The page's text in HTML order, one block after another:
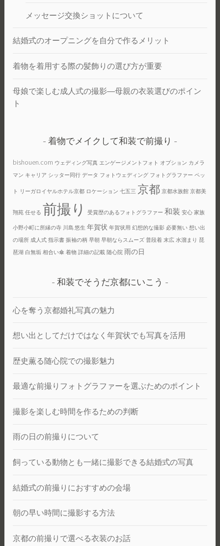
メッセージ交換ショットについて
結婚式のオープニングを自分で作るメリット
着物を着用する際の髪飾りの選び方が重要
母娘で楽しむ成人式の撮影―母親の衣装選びのポイン
ト
着物でメイクして和装で前撮り
bishouen.com ウェディング写真 エンゲージメントフォト オプション カメラ
マン キャリア シッター同行 データ フォトウェディング フォトグラファー ペッ
ト リーガロイヤルホテル京都 ロケーション 七五三 京都 京都水族館 京都美
翔苑 任せる 前撮り 受賞歴のあるフォトグラファー 和装 安心 家族
小野小町に所縁の寺 川島 悠生 年賀状 年賀状用 幻想的な撮影 必要無い 想い出
の場所 成人式 指示書 振袖の柄 早朝 早朝ならスムーズ 普段着 末広 水溜まり 琵
琶湖 白無垢 相合い傘 着物 詳細の記載 随心院 雨の日
和装でそうだ京都にいこう
心を奪う京都婚礼写真の魅力
想い出としてだけではなく年賀状でも写真を活用
歴史薫る随心院での撮影魅力
最適な前撮りフォトグラファーを選ぶためのポイント
撮影を楽しむ時間を作るための判断
雨の日の前撮りについて
飼っている動物とも一緒に撮影できる結婚式の写真
結婚式の前撮りにおすすめの会場
朝の早い時間に撮影する方法
京都の前撮りで選べる衣装のお話